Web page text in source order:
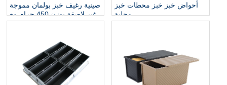
صينية رغيف خبز بولمان مموجة
غير لاصقة بوزن 450 جرام مع
غطاء
أحواض خبز خبز محطات خبز
محلية